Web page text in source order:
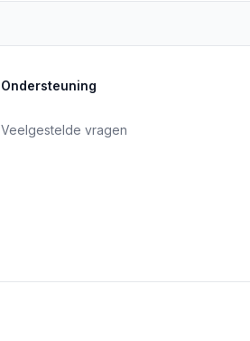
Ondersteuning
Veelgestelde vragen